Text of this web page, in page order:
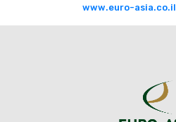
www.euro-asia.co.il